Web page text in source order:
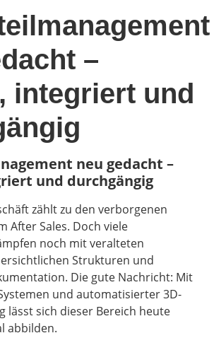
–
integriert und
neu gedacht –
und durchgängig
zählt zu den verborgenen
After Sales. Doch viele
noch mit veralteten
Strukturen und
Die gute Nachricht: Mit
und automatisierter 3D-
lässt sich dieser Bereich heute
abbilden.